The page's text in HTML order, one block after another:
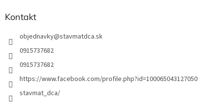
Kontakt
objednavky@stavmatdca.sk
0915737682
0915737682
https://www.facebook.com/profile.php?id=100065043127050
stavmat_dca/